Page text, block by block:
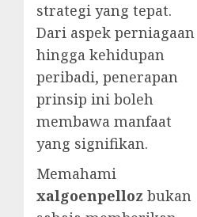
strategi yang tepat.
Dari aspek perniagaan
hingga kehidupan
peribadi, penerapan
prinsip ini boleh
membawa manfaat
yang signifikan.
Memahami
xalgoenpelloz bukan